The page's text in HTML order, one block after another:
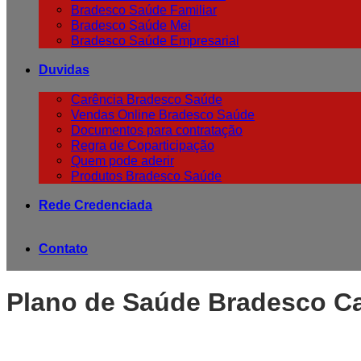
Bradesco Saúde Familiar
Bradesco Saúde Mei
Bradesco Saúde Empresarial
Duvidas
Carência Bradesco Saúde
Vendas Online Bradesco Saúde
Documentos para contratação
Regra de Coparticipação
Quem pode aderir
Produtos Bradesco Saúde
Rede Credenciada
Contato
Plano de Saúde Bradesco